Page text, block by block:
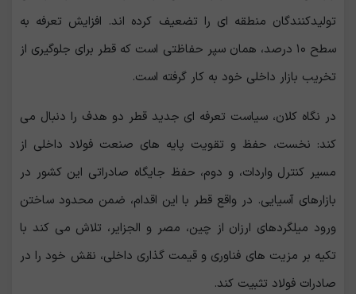
تولیدکنندگان منطقه ‌ای را تضعیف کرده‌ اند. افزایش تعرفه به
سطح ۱۰ درصد، همان سپر حفاظتی است که قطر برای جلوگیری از
تخریب بازار داخلی خود به ‌کار گرفته است.
در نگاه کلان، سیاست تعرفه‌ ای جدید قطر دو هدف را دنبال می
کند: نخست، حفظ و تقویت پایه ‌های صنعت فولاد داخلی از
مسیر کنترل واردات، و دوم، حفظ جایگاه صادراتی این کشور در
بازارهای آسیایی. در واقع قطر با این اقدام، ضمن محدود ساختن
ورود میلگردهای ارزان از چین، مصر و الجزایر، تلاش می کند با
تکیه بر مزیت های فناوری و قیمت گذاری داخلی، نقش خود را در
صادرات فولاد تثبیت کند.